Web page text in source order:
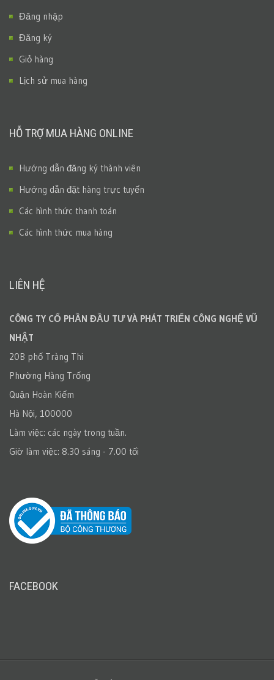
Đăng nhập
Đăng ký
Giỏ hàng
Lịch sử mua hàng
HỖ TRỢ MUA HÀNG ONLINE
Hướng dẫn đăng ký thành viên
Hướng dẫn đặt hàng trực tuyến
Các hình thức thanh toán
Các hình thức mua hàng
LIÊN HỆ
CÔNG TY CỔ PHẦN ĐẦU TƯ VÀ PHÁT TRIỂN CÔNG NGHỆ VŨ
NHẬT
20B phố Tràng Thi
Phường Hàng Trống
Quận Hoàn Kiếm
Hà Nội, 100000
Làm việc: các ngày trong tuần.
Giờ làm việc: 8.30 sáng - 7.00 tối
FACEBOOK